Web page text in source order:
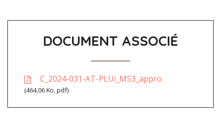
DOCUMENT ASSOCIÉ
C_2024-031-AT-PLUi_MS3_appro
464,06Ko, pdf